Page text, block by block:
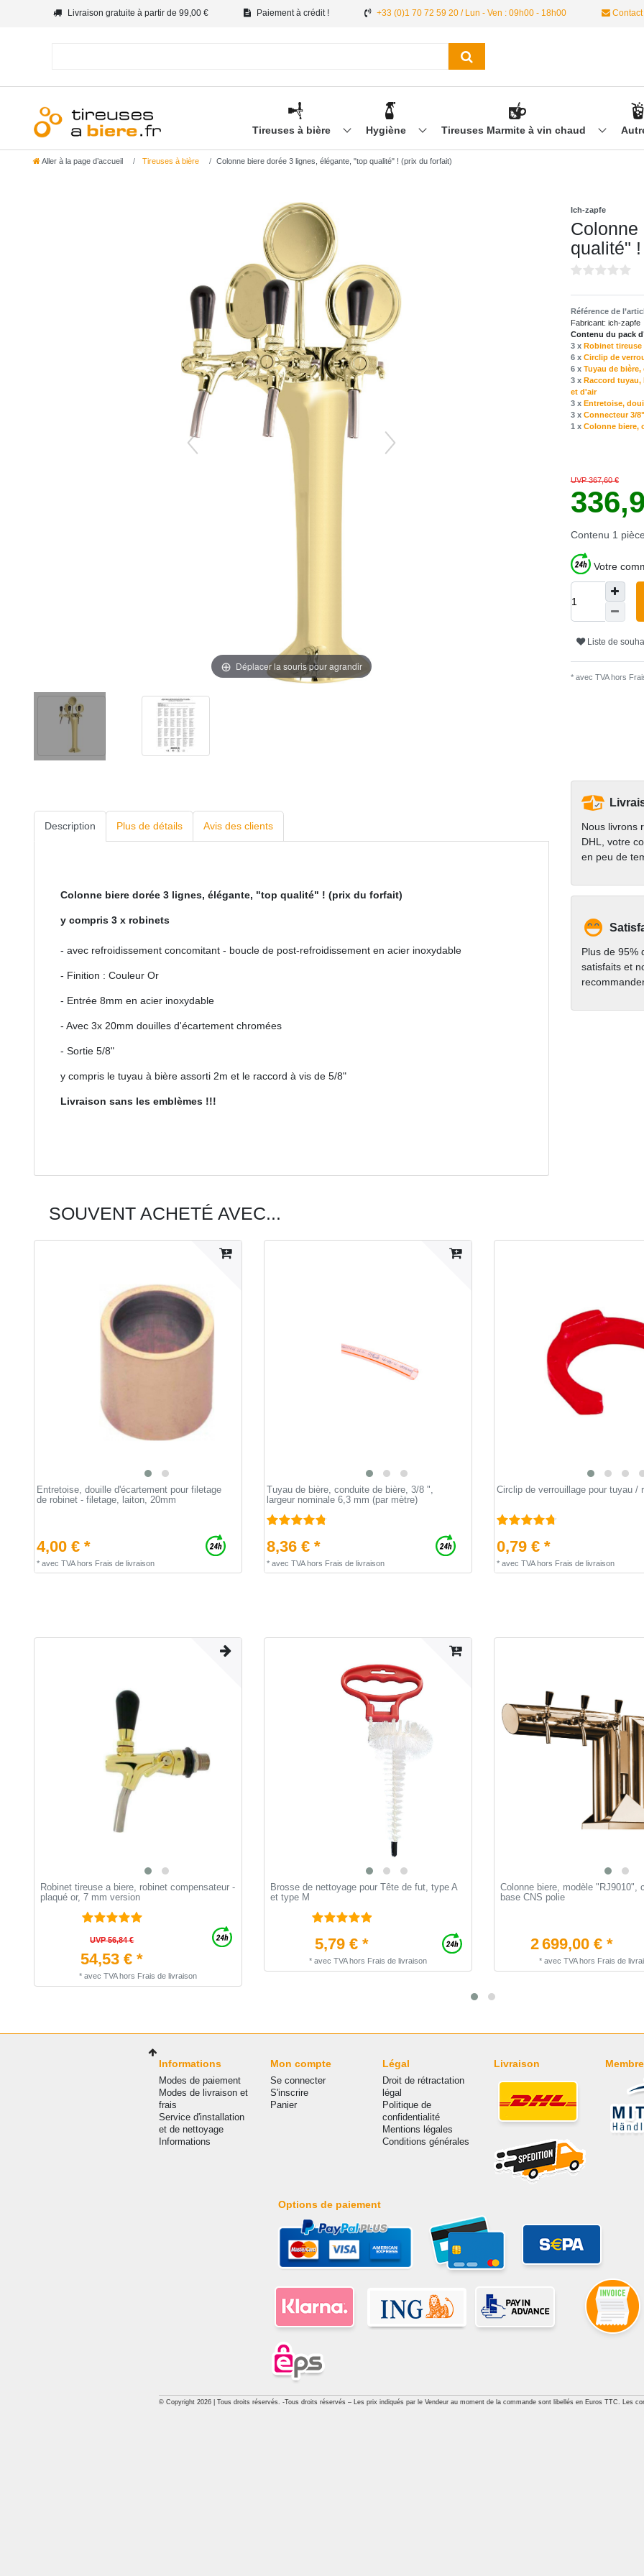
Livraison gratuite à partir de 99,00 € Paiement à crédit ! +33 (0)1 70 72 59 20 / Lun - Ven : 09h00 - 18h00 Contact
Tireuses à bière Hygiène Tireuses Marmite à vin chaud
Aller à la page d’accueil Tireuses à bière Colonne biere dorée 3 lignes, élégante, "top qualité" ! (prix du forfait)
Déplacer la souris pour agrandir
Ich-zapfe
Colonne
qualité"
Référence de
Fabricant: ich-zapfe
Contenu du pack
3 x Robinet
6 x Circlip de
6 x Tuyau de
3 x Raccord
et d'air
3 x Entretoise,
3 x Connecteur 3/
1 x Colonne biere,
UVP 367,60 €
Contenu 1 pièce
Votre
Liste de
* avec TVA hors
Description Plus de détails Avis des clients
Colonne biere dorée 3 lignes, élégante, "top qualité" ! (prix du forfait)
y compris 3 x robinets
- avec refroidissement concomitant - boucle de post-refroidissement en acier inoxydable
- Finition : Couleur Or
- Entrée 8mm en acier inoxydable
- Avec 3x 20mm douilles d'écartement chromées
- Sortie 5/8"
y compris le tuyau à bière assorti 2m et le raccord à vis de 5/8"
Livraison sans les emblèmes !!!
Nous livrons
DHL, votre
en peu de
Plus de 95%
satisfaits et
SOUVENT ACHETÉ AVEC...
Entretoise, douille d'écartement pour filetage
de robinet - filetage, laiton, 20mm
4,00 € *
* avec TVAhors Frais de livraison
Tuyau de bière, conduite de bière, 3/8 ",
largeur nominale 6,3 mm (par mètre)
8,36 € *
* avec TVAhors Frais de livraison
Circlip de verrouillage pour tuyau /
0,79 € *
* avec TVAhors Frais de livraison
Robinet tireuse a biere, robinet compensateur -
plaqué or, 7 mm version
UVP 56,84 €
54,53 € *
* avec TVAhors Frais de livraison
Brosse de nettoyage pour Tête de fut, type A
et type M
5,79 € *
* avec TVAhors Frais de livraison
Colonne biere, modèle "RJ9010",
base CNS polie
2 699,00 € *
* avec TVAhors Frais de
Informations
Modes de paiement
Modes de livraison et
frais
Service d'installation
et de nettoyage
Informations
Mon compte
Se connecter
S'inscrire
Panier
Légal
Droit de rétractation
légal
Politique de
confidentialité
Mentions légales
Conditions générales
Livraison
Options de paiement
© Copyright 2026 | Tous droits réservés. -Tous droits réservés – Les prix indiqués par le Vendeur au moment de la commande sont libellés en Euros TTC. Les